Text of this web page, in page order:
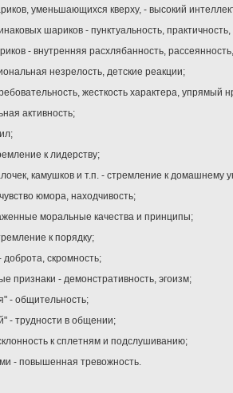
уменьшающихся кверху, - высокий
шариков - пунктуальность,
- внутренняя расхлябанность,
незрелость, детские реакции;
жесткость характера, упрямый
активность;
к лидерству;
камушков и т.п. - стремление к домашнему
юмора, находчивость;
моральные качества и принципы;
к порядку;
доброта, скромность;
признаки - демонстративность, эгоизм;
- общительность;
- трудности в общении;
к сплетням и подслушиванию;
- повышенная тревожность.